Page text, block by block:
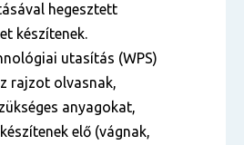
hegesztett
készítenek.
utasítás (WPS)
rajzot olvasnak,
anyagokat,
elő (vágnak,